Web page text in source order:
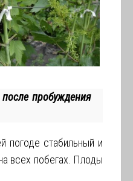
пробуждения
погоде стабильный и
всех побегах. Плоды